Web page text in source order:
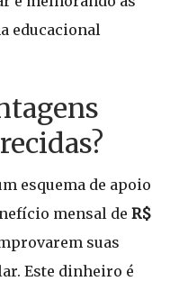
educacional
esquema de apoio
mensal de R$
suas
Este dinheiro é